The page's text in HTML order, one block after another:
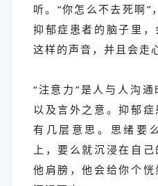
听。“你怎么不去死啊
抑郁症患者的脑子里
这样的声音，并且会走
“注意力”是人与人沟
以及言外之意。抑郁
有几层意思。思绪要
上，要么就沉浸在自
他肩膀，他会给你个